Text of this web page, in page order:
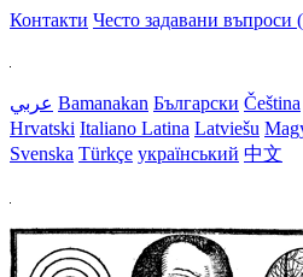
Контакти Често задавани въпроси
عربي Bamanakan Български Čeština
Hrvatski Italiano Latina Latviešu
Svenska Türkçe український 中文